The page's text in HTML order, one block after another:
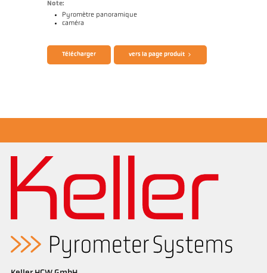
Note:
Pyromètre panoramique
caméra
Rapport d'application Mesure des filaments
Télécharger vers la page produit